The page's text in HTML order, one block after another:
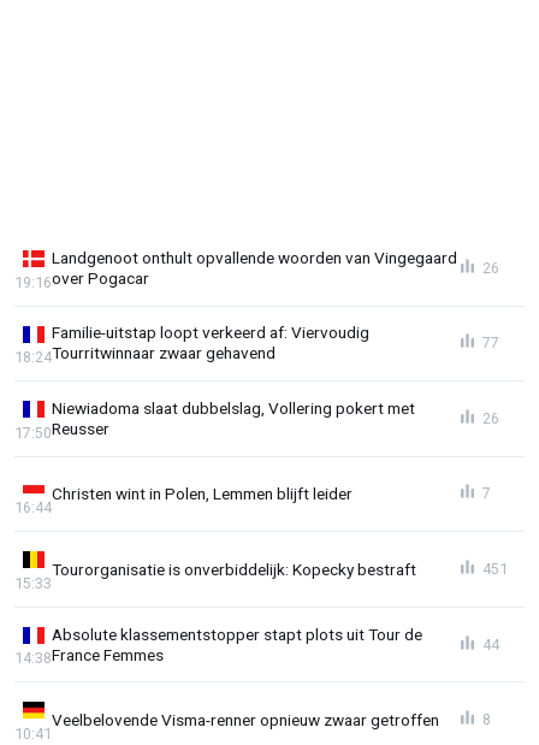
Landgenoot onthult opvallende woorden van Vingegaard
over Pogacar
19:16
26
Familie-uitstap loopt verkeerd af: Viervoudig
Tourritwinnaar zwaar gehavend
18:24
77
Niewiadoma slaat dubbelslag, Vollering pokert met
Reusser
17:50
26
Christen wint in Polen, Lemmen blijft leider
16:44
7
Tourorganisatie is onverbiddelijk: Kopecky bestraft
15:33
451
Absolute klassementstopper stapt plots uit Tour de
France Femmes
14:38
44
Veelbelovende Visma-renner opnieuw zwaar getroffen
10:41
8